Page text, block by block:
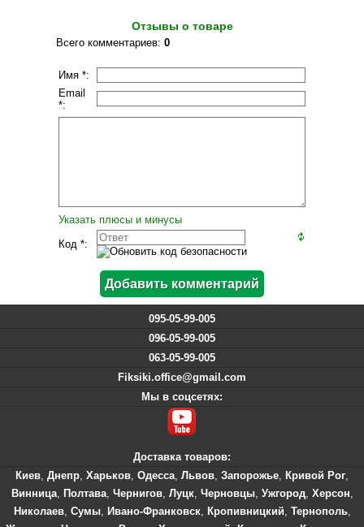
Отзывы о товаре
Всего комментариев: 0
Имя *:
Email
*:
Указать плюсы и минусы
Код *:
095-05-99-005
096-05-99-005
063-05-99-005
Fiksiki.office@gmail.com
Мы в соцсетях:
Доставка товаров:
Киев, Днепр, Харьков, Одесса, Львов, Запорожье, Кривой Рог,
Винница, Полтава, Чернигов, Луцк, Черновцы, Ужгород, Херсон,
Николаев, Сумы, Ивано-Франковск, Кропивницкий, Тернополь,